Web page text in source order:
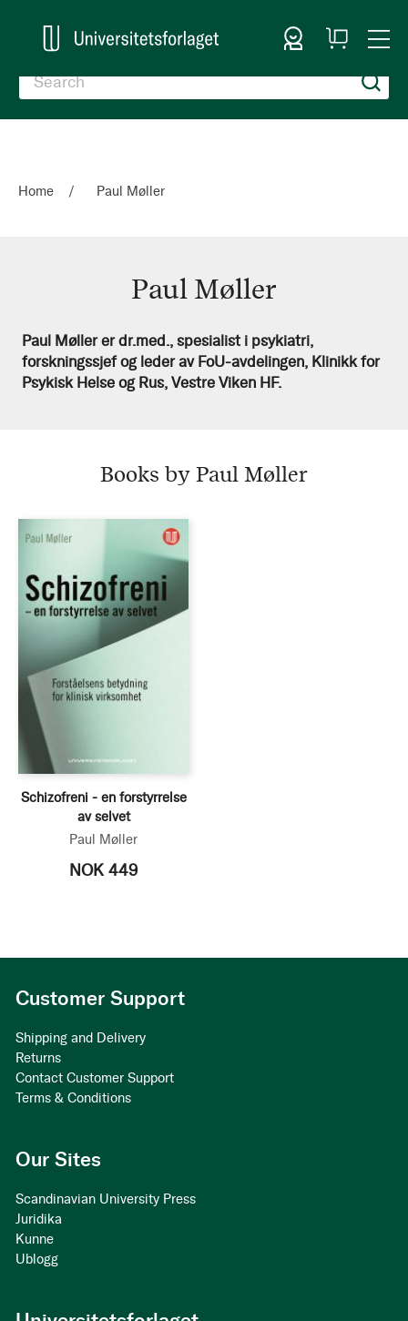
Sign In
My
Cart
Home Paul Møller
Paul Møller
Paul
Møller
Paul Møller er dr.med., spesialist i psykiatri,
forskningssjef og leder av FoU-avdelingen, Klinikk for
Psykisk Helse og Rus, Vestre Viken HF.
Books by Paul Møller
Schizofreni - en forstyrrelse
av selvet
Paul Møller
NOK 449
Customer Support
Shipping and Delivery
Returns
Contact Customer Support
Terms & Conditions
Our Sites
Scandinavian University Press
Juridika
Kunne
Ublogg